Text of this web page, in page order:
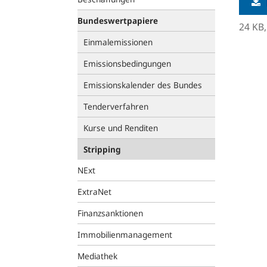
Bundeswertpapiere
Einmalemissionen
Emissionsbedingungen
Emissionskalender des Bundes
Tenderverfahren
Kurse und Renditen
Stripping
NExt
ExtraNet
Finanzsanktionen
Immobilienmanagement
Mediathek
24 KB,